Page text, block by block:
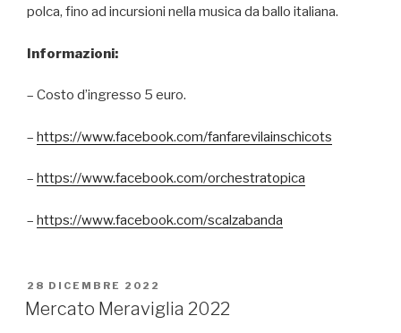
polca, fino ad incursioni nella musica da ballo italiana.
Informazioni:
– Costo d’ingresso 5 euro.
– https://www.facebook.com/fanfarevilainschicots
– https://www.facebook.com/orchestratopica
– https://www.facebook.com/scalzabanda
PUBBLICATO
IL
28 DICEMBRE 2022
Mercato Meraviglia 2022